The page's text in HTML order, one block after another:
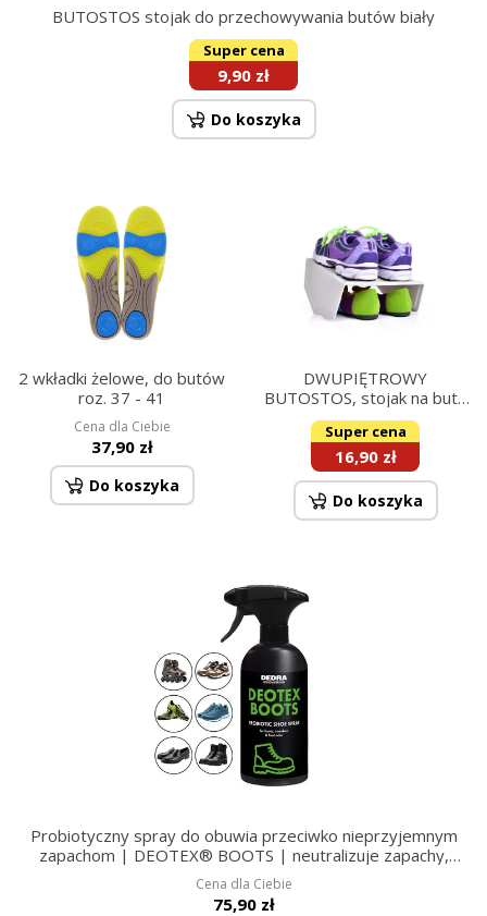
BUTOSTOS stojak do przechowywania butów biały
Super cena
9,90 zł
Do koszyka
2 wkładki żelowe, do butów
roz. 37 - 41
Cena dla Ciebie
37,90 zł
Do koszyka
DWUPIĘTROWY
BUTOSTOS, stojak na buty
z wysokiej jakości
odpornego plastiku
Super cena
16,90 zł
Do koszyka
Probiotyczny spray do obuwia przeciwko nieprzyjemnym
zapachom | DEOTEX® BOOTS | neutralizuje zapachy,
chroni & odświeża | 500 ml
Cena dla Ciebie
75,90 zł